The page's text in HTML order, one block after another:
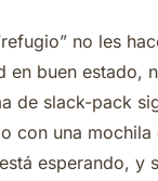
no les
en buen estado,
de slack-pack
con una mochila
esperando, y